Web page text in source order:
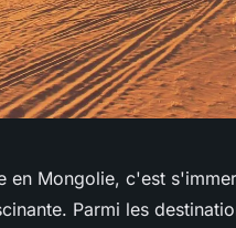
en Mongolie, c'est
Parmi les